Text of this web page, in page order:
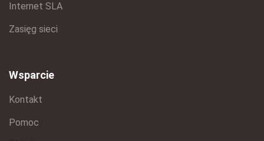
Internet SLA
Zasięg sieci
Wsparcie
Kontakt
Pomoc